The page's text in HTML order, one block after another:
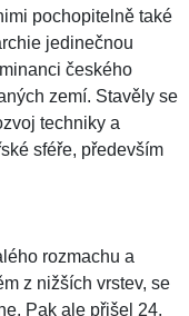
pochopitelně také
jedinečnou
českého
zemí. Stavěly se
techniky a
sféře, především
rozmachu a
z nižších vrstev, se
Pak ale přišel 24.